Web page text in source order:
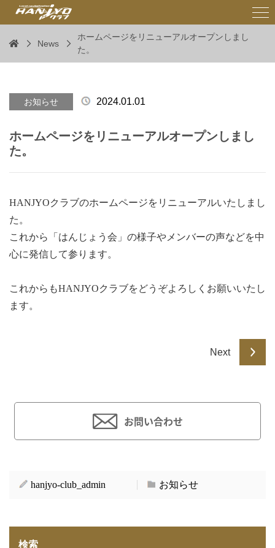
News
ホームページをリニューアルオープンしまし
た。
お知らせ 2024.01.01
ホームページをリニューアルオープンしまし
た。
HANJYOクラブのホームページをリニューアルいたしまし
た。
これから「はんじょう会」の様子やメンバーの声などを中
心に発信して参ります。
これからもHANJYOクラブをどうぞよろしくお願いいたし
ます。
Next
お問い合わせ
hanjyo-club_admin お知らせ
検索